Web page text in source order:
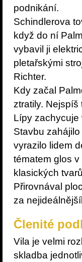
podnikání.
Schindlerova
když do ní
vybavil ji
pletařskými
Richter.
Kdy začal
ztratily.
Lípy zachycuje
Stavbu
vyrazilo lidem
tématem glos
klasických
Přirovnával
za
Členité
Vila je velmi
skladba